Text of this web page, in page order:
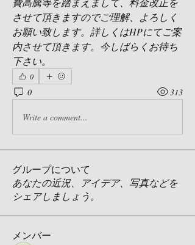
させて頂きますのでご理解、よろしく
お願い致します。詳しくはHPにてご案
内させて頂きます。今しばらくお待ち
下さい。
0
0 313
Write a comment...
グループについて
あなたの近況、アイデア、写真などを
シェアしましょう。
メンバー